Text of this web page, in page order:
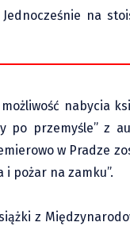
na
nabycia
po przemyśle” z
w Pradze
i pożar na zamku”.
z